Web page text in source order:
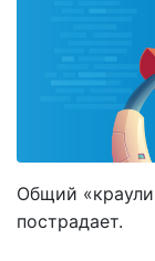
Общий
пострадает.